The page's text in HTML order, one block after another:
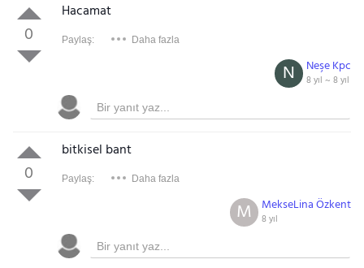
0
Hacamat
Paylaş: Daha fazla
Neşe Kpc
8 yıl ~8 yıl
N
0
bitkisel bant
Paylaş: Daha fazla
MekseLina Özkent
8 yıl
M